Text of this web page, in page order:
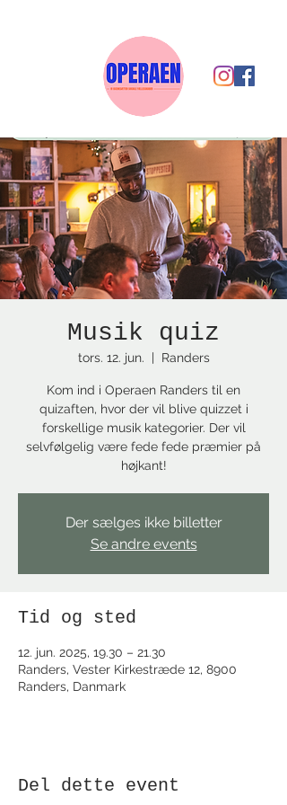
Musik quiz
tors. 12. jun.
  |
Randers
Kom ind i Operaen Randers til en
quizaften, hvor der vil blive quizzet i
forskellige musik kategorier. Der vil
selvfølgelig være fede fede præmier på
højkant!
Der sælges ikke billetter
Se andre events
Tid og sted
12. jun. 2025, 19.30 – 21.30
Randers, Vester Kirkestræde 12, 8900
Randers, Danmark
Del dette event